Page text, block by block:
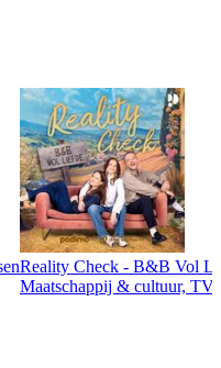
Reality Check - B&B Vol
Maatschappij & cultuur,